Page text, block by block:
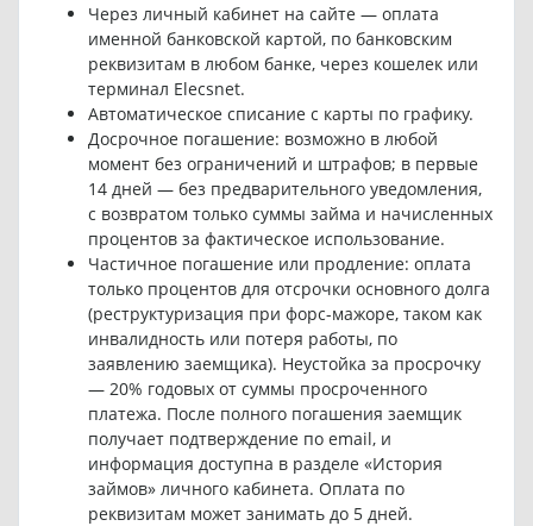
Через личный кабинет на сайте — оплата
именной банковской картой, по банковским
реквизитам в любом банке, через кошелек или
терминал Elecsnet.
Автоматическое списание с карты по графику.
Досрочное погашение: возможно в любой
момент без ограничений и штрафов; в первые
14 дней — без предварительного уведомления,
с возвратом только суммы займа и начисленных
процентов за фактическое использование.
Частичное погашение или продление: оплата
только процентов для отсрочки основного долга
(реструктуризация при форс-мажоре, таком как
инвалидность или потеря работы, по
заявлению заемщика). Неустойка за просрочку
— 20% годовых от суммы просроченного
платежа. После полного погашения заемщик
получает подтверждение по email, и
информация доступна в разделе «История
займов» личного кабинета. Оплата по
реквизитам может занимать до 5 дней.